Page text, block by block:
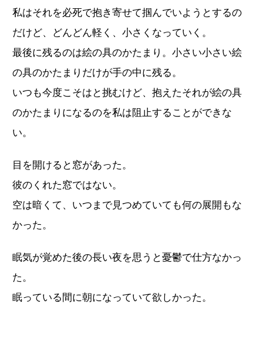
私はそれを必死で抱き寄せて掴んでいようとするの
だけど、どんどん軽く、小さくなっていく。
最後に残るのは絵の具のかたまり。小さい小さい絵
の具のかたまりだけが手の中に残る。
いつも今度こそはと挑むけど、抱えたそれが絵の具
のかたまりになるのを私は阻止することができな
い。
目を開けると窓があった。
彼のくれた窓ではない。
空は暗くて、いつまで見つめていても何の展開もな
かった。
眠気が覚めた後の長い夜を思うと憂鬱で仕方なかっ
た。
眠っている間に朝になっていて欲しかった。